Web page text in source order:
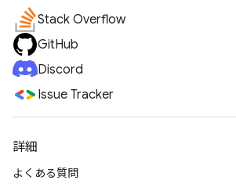
Stack Overflow
GitHub
Discord
Issue Tracker
詳細
よくある質問